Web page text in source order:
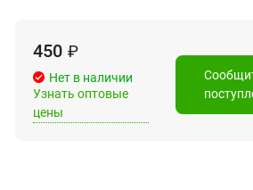
450 ₽
Нет в наличии
Узнать оптовые
цены